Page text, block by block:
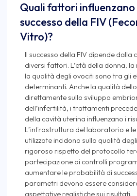
Quali fattori influenzano
successo della FIV
Vitro)?
Il successo della FIV dipende dalla
diversi fattori. L’età della donna,
la qualità degli ovociti sono tra gli
determinanti. Anche la qualità
direttamente sullo sviluppo
dell’infertilità, i trattamenti
della cavità uterina influenzano i
L’infrastruttura del laboratorio e
utilizzate incidono sulla qualità
rigoroso rispetto del protocollo
partecipazione ai controlli
aumentare le probabilità di
parametri devono essere
aspettative realistiche sui risultati.